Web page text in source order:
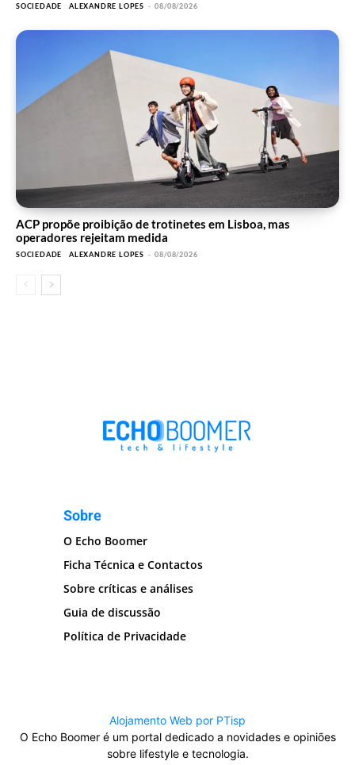
SOCIEDADE ALEXANDRE LOPES - 08/08/2026
ACP propõe proibição de trotinetes em Lisboa, mas
operadores rejeitam medida
SOCIEDADE ALEXANDRE LOPES - 08/08/2026
Sobre
O Echo Boomer
Ficha Técnica e Contactos
Sobre críticas e análises
Guia de discussão
Política de Privacidade
Alojamento Web por PTisp
O Echo Boomer é um portal dedicado a novidades e opiniões
sobre lifestyle e tecnologia.